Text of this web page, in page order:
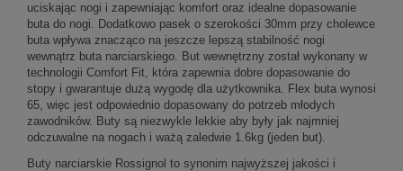
uciskając nogi i zapewniając komfort oraz idealne dopasowanie
buta do nogi. Dodatkowo pasek o szerokości 30mm przy cholewce
buta wpływa znacząco na jeszcze lepszą stabilność nogi
wewnątrz buta narciarskiego. But wewnętrzny został wykonany w
technologii Comfort Fit, która zapewnia dobre dopasowanie do
stopy i gwarantuje dużą wygodę dla użytkownika. Flex buta wynosi
65, więc jest odpowiednio dopasowany do potrzeb młodych
zawodników. Buty są niezwykle lekkie aby były jak najmniej
odczuwalne na nogach i ważą zaledwie 1.6kg (jeden but).
Buty narciarskie Rossignol to synonim najwyższej jakości i